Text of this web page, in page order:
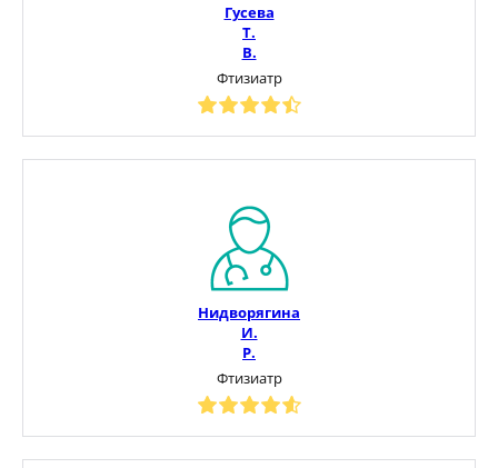
Гусева
Т.
В.
Фтизиатр
Нидворягина
И.
Р.
Фтизиатр